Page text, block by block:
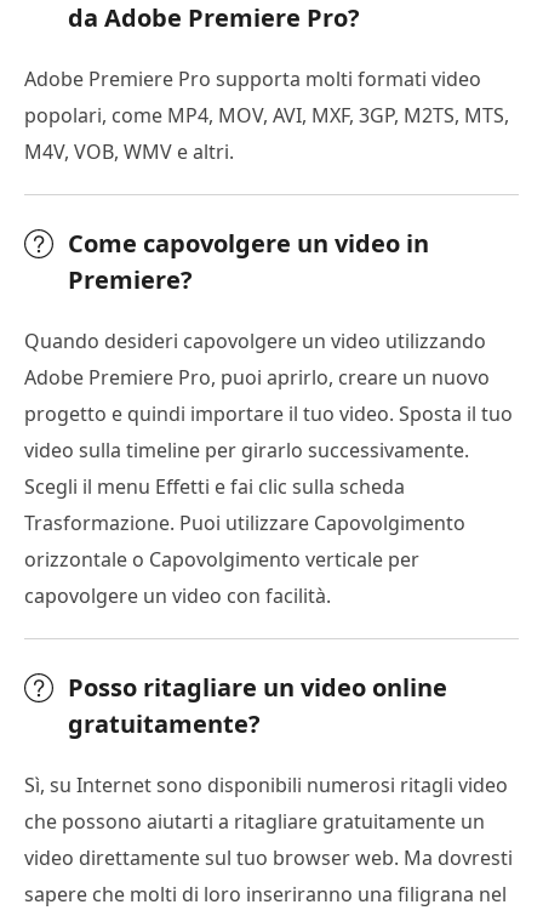
da Adobe Premiere Pro?
Adobe Premiere Pro supporta molti formati video
popolari, come MP4, MOV, AVI, MXF, 3GP, M2TS, MTS,
M4V, VOB, WMV e altri.
Come capovolgere un video in
Premiere?
Quando desideri capovolgere un video utilizzando
Adobe Premiere Pro, puoi aprirlo, creare un nuovo
progetto e quindi importare il tuo video. Sposta il tuo
video sulla timeline per girarlo successivamente.
Scegli il menu Effetti e fai clic sulla scheda
Trasformazione. Puoi utilizzare Capovolgimento
orizzontale o Capovolgimento verticale per
capovolgere un video con facilità.
Posso ritagliare un video online
gratuitamente?
Sì, su Internet sono disponibili numerosi ritagli video
che possono aiutarti a ritagliare gratuitamente un
video direttamente sul tuo browser web. Ma dovresti
sapere che molti di loro inseriranno una filigrana nel